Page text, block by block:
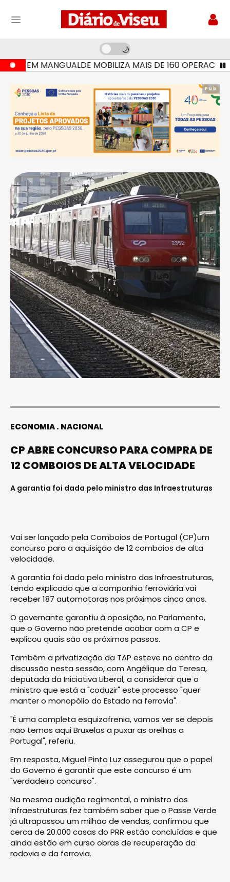
EM MANGUALDE MOBILIZA MAIS DE 160 OPERACIONAIS
Pub
ECONOMIA NACIONAL
CP ABRE CONCURSO PARA COMPRA DE
12 COMBOIOS DE ALTA VELOCIDADE
A garantia foi dada pelo ministro das Infraestruturas
Vai ser lançado pela Comboios de Portugal (CP)um
concurso para a aquisição de 12 comboios de alta
velocidade.
A garantia foi dada pelo ministro das Infraestruturas,
tendo explicado que a companhia ferroviária vai
receber 187 automotoras nos próximos cinco anos.
O governante garantiu à oposição, no Parlamento,
que o Governo não pretende acabar com a CP e
explicou quais são os próximos passos.
Também a privatização da TAP esteve no centro da
discussão nesta sessão, com Angélique da Teresa,
deputada da Iniciativa Liberal, a considerar que o
ministro que está a "coduzir" este processo "quer
manter o monopólio do Estado na ferrovia".
"É uma completa esquizofrenia, vamos ver se depois
não temos aqui Bruxelas a puxar as orelhas a
Portugal", referiu.
Em resposta, Miguel Pinto Luz assegurou que o papel
do Governo é garantir que este concurso é um
"verdadeiro concurso".
Na mesma audição regimental, o ministro das
Infraestruturas fez também saber que o Passe Verde
já ultrapassou um milhão de vendas, confirmou que
cerca de 20.000 casas do PRR estão concluídas e que
ainda estão em curso obras de recuperação da
rodovia e da ferrovia.